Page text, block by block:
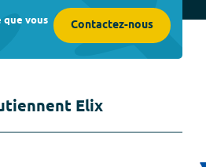
que vous Contactez-nous
Elix